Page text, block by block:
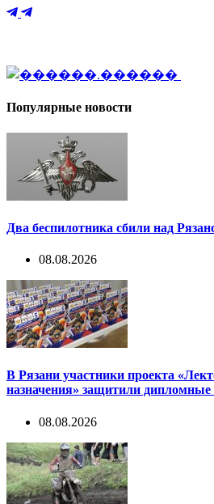
Популярные новости
Два беспилотника сбили над
08.08.2026
В Рязани участники проекта
назначения» защитили
08.08.2026